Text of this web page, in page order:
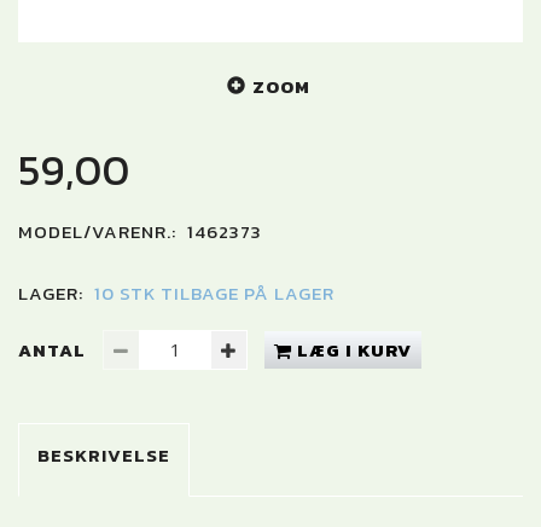
ZOOM
59,00
MODEL/VARENR.: 1462373
LAGER: 10 STK TILBAGE PÅ LAGER
ANTAL LÆG I KURV
BESKRIVELSE